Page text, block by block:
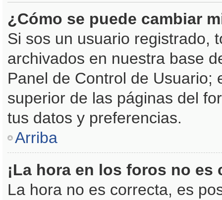
¿Cómo se puede cambiar
Si sos un usuario registrado,
archivados en nuestra base
Panel de Control de Usuario;
superior de las páginas del
tus datos y preferencias.
Arriba
¡La hora en los foros no es
La hora no es correcta, es